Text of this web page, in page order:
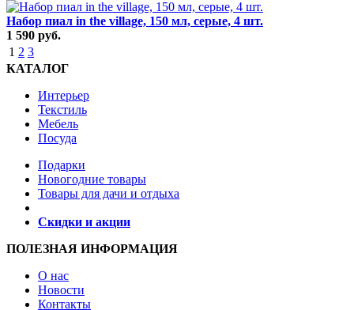
Набор пиал in the village, 150 мл, серые, 4 шт.
1 590 руб.
1 2 3
КАТАЛОГ
Интерьер
Текстиль
Мебель
Посуда
Подарки
Новогодние товары
Товары для дачи и отдыха
Скидки и акции
ПОЛЕЗНАЯ ИНФОРМАЦИЯ
О нас
Новости
Контакты